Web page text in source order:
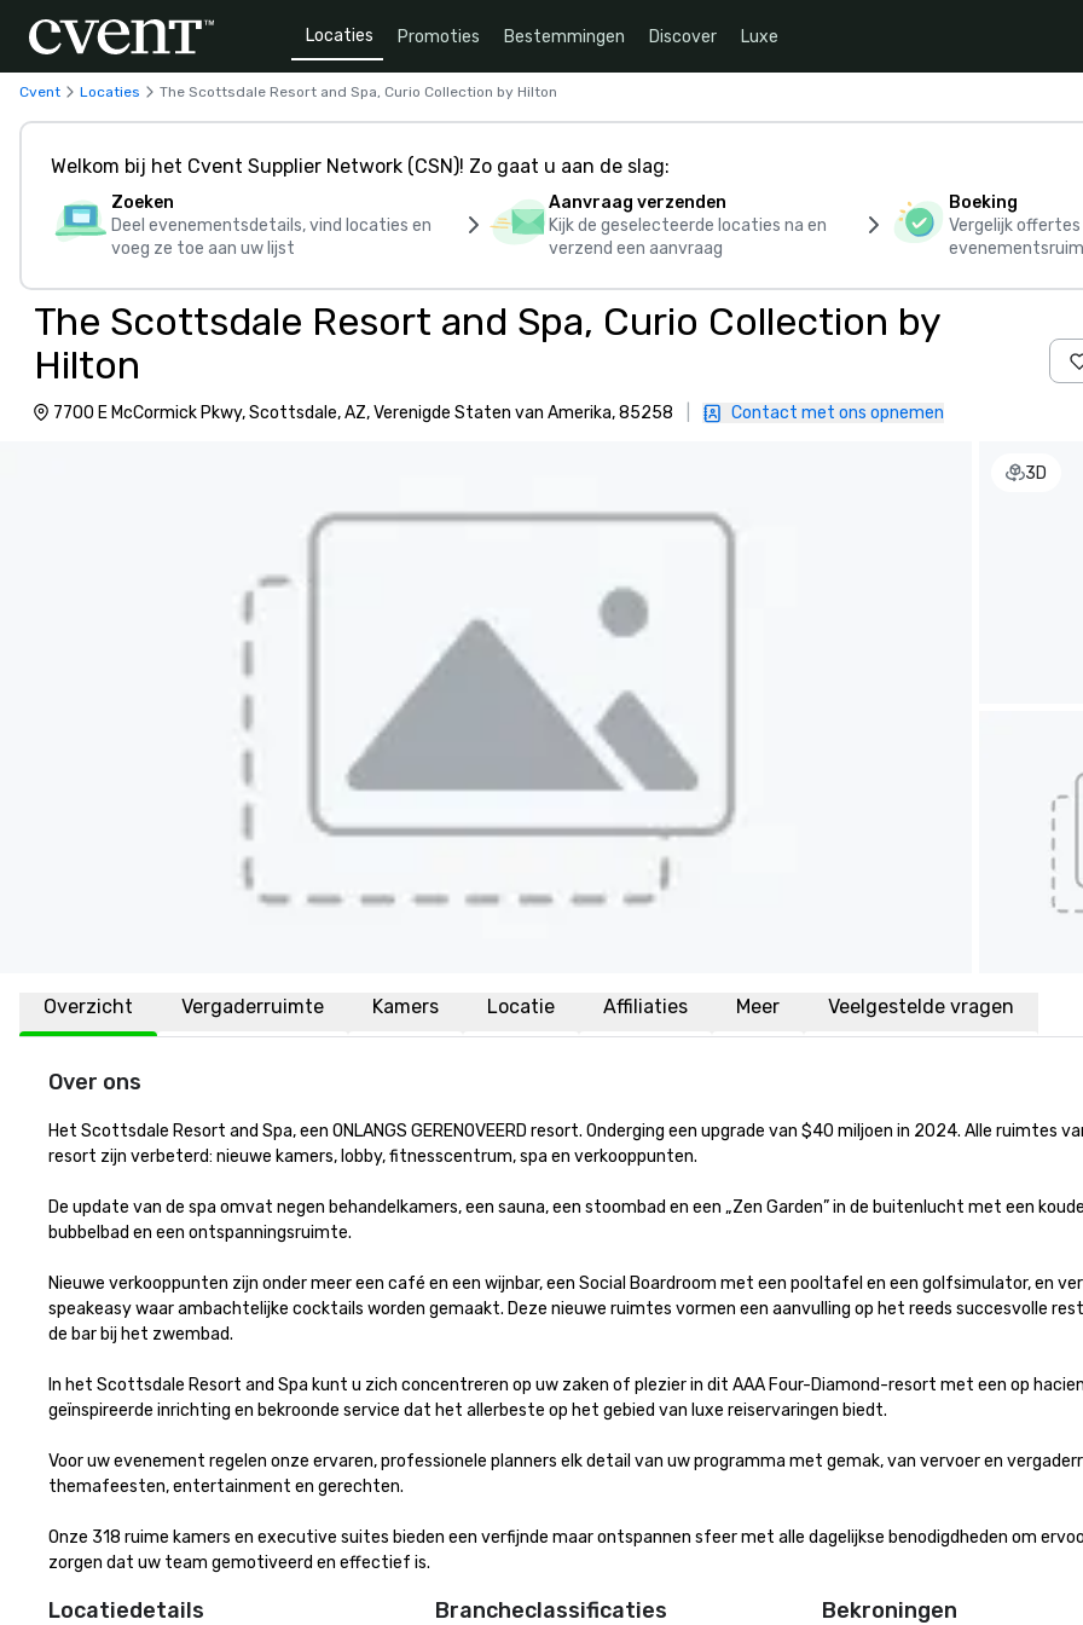
Locaties Promoties Bestemmingen Discover Luxe
Cvent Locaties The Scottsdale Resort and Spa, Curio Collection by Hilton
Welkom bij het Cvent Supplier Network (CSN)! Zo gaat u aan de slag:
Zoeken
Deel evenementsdetails, vind locaties en
voeg ze toe aan uw lijst
Aanvraag verzenden
Kijk de geselecteerde locaties na en
verzend een aanvraag
Boeking
Vergelijk
The Scottsdale Resort and Spa, Curio Collection by
Hilton
7700 E McCormick Pkwy, Scottsdale, AZ, Verenigde Staten van Amerika, 85258 Contact met ons opnemen
3D
Overzicht Vergaderruimte Kamers Locatie Affiliaties Meer Veelgestelde vragen
Over ons
Het Scottsdale Resort and Spa, een ONLANGS GERENOVEERD resort. Onderging een upgrade van $40 miljoen in 2024. Alle ruimtes
resort zijn verbeterd: nieuwe kamers, lobby, fitnesscentrum, spa en verkooppunten.
De update van de spa omvat negen behandelkamers, een sauna, een stoombad en een „Zen Garden” in de buitenlucht met een
bubbelbad en een ontspanningsruimte.
Nieuwe verkooppunten zijn onder meer een café en een wijnbar, een Social Boardroom met een pooltafel en een golfsimulator, en
speakeasy waar ambachtelijke cocktails worden gemaakt. Deze nieuwe ruimtes vormen een aanvulling op het reeds succesvolle
de bar bij het zwembad.
In het Scottsdale Resort and Spa kunt u zich concentreren op uw zaken of plezier in dit AAA Four-Diamond-resort met een op
geïnspireerde inrichting en bekroonde service dat het allerbeste op het gebied van luxe reiservaringen biedt.
Voor uw evenement regelen onze ervaren, professionele planners elk detail van uw programma met gemak, van vervoer en
themafeesten, entertainment en gerechten.
Onze 318 ruime kamers en executive suites bieden een verfijnde maar ontspannen sfeer met alle dagelijkse benodigdheden om
zorgen dat uw team gemotiveerd en effectief is.
Locatiedetails Brancheclassificaties Bekroningen